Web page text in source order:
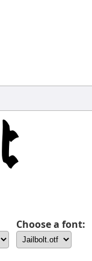
Choose a font: